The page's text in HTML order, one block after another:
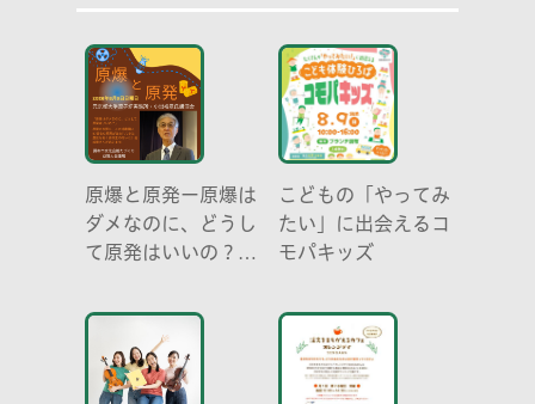
原爆と原発ー原爆は
ダメなのに、どうし
て原発はいいの？
験所・小出裕章氏講
こどもの「やってみ
たい」に出会えるコ
モパキッズ